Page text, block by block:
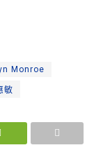
Monroe
敏